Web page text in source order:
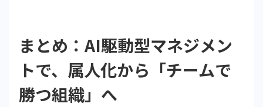
まとめ：AI駆動型マネジメン
トで、属人化から「チームで
勝つ組織」へ